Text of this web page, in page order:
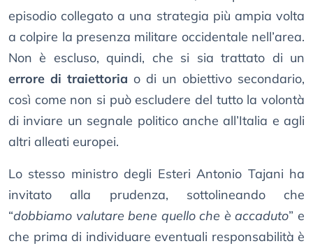
episodio collegato a una strategia più ampia volta
a colpire la presenza militare occidentale nell’area.
Non è escluso, quindi, che si sia trattato di un
errore di traiettoria o di un obiettivo secondario,
così come non si può escludere del tutto la volontà
di inviare un segnale politico anche all’Italia e agli
altri alleati europei.
Lo stesso ministro degli Esteri Antonio Tajani ha
invitato alla prudenza, sottolineando che
“dobbiamo valutare bene quello che è accaduto” e
che prima di individuare eventuali responsabilità è